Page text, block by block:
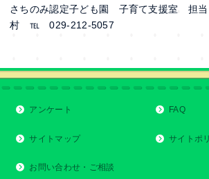
さちのみ認定子ども園 子育て支援室 担当
村 ℡ 029-212-5057
アンケート FAQ
サイトマップ サイトポ
お問い合わせ・ご相談